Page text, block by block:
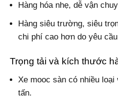
Hàng hóa nhẹ, dễ vận
Hàng siêu trường, siêu
chi phí cao hơn do yêu
Trọng tải và kích thước
Xe mooc sàn có nhiều
tấn.